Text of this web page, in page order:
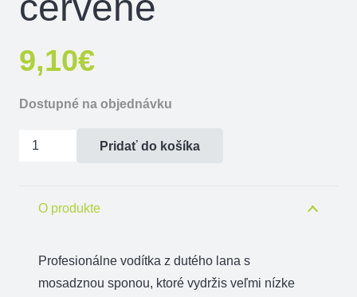
9,10€
Dostupné na objednávku
množstvo
lano
Pridať do košíka
O produkte
Profesionálne vodítka z dutého lana s
mosadznou sponou, ktoré vydržis veľmi nízke